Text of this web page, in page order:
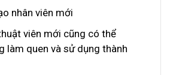
nhân viên mới
viên mới cũng có thể
làm quen và sử dụng thành